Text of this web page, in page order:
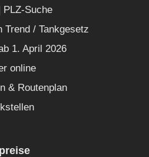
PLZ-Suche
Trend / Tankgesetz
1. April 2026
online
& Routenplan